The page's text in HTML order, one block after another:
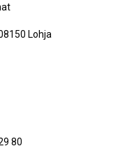
Lohja
80